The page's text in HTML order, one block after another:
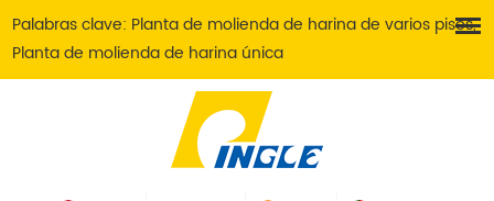
Palabras clave: Planta de molienda de harina de varios pisos,
Planta de molienda de harina única